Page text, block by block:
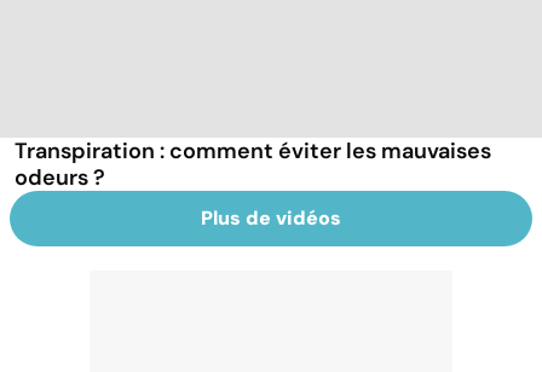
Transpiration : comment éviter les mauvaises
odeurs ?
Plus de vidéos